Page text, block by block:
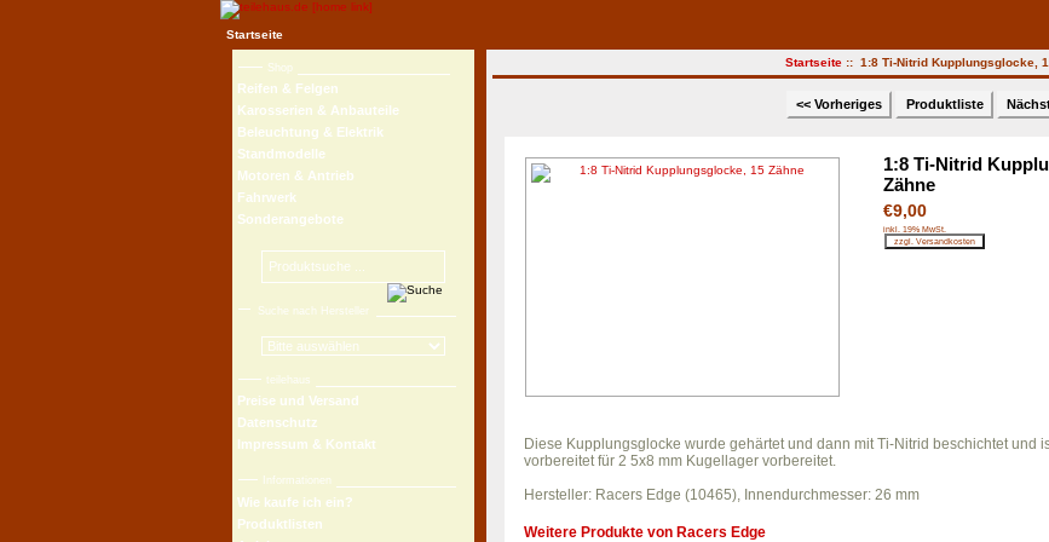
Startseite
Shop
Reifen & Felgen
Karosserien & Anbauteile
Beleuchtung & Elektrik
Standmodelle
Motoren & Antrieb
Fahrwerk
Sonderangebote
Suche nach Hersteller
teilehaus
Preise und Versand
Datenschutz
Impressum & Kontakt
Informationen
Wie kaufe ich ein?
Produktlisten
Startseite:: 1:8 Ti-Nitrid Kupplungsglocke,
<< Vorheriges Produktliste
1:8 Ti-Nitrid
Zähne
€9,00
inkl. 19% MwSt.
Diese Kupplungsglocke wurde gehärtet und dann mit Ti-Nitrid beschichtet und
vorbereitet für 2 5x8 mm Kugellager vorbereitet.
Hersteller: Racers Edge (10465), Innendurchmesser: 26 mm
Weitere Produkte von Racers Edge